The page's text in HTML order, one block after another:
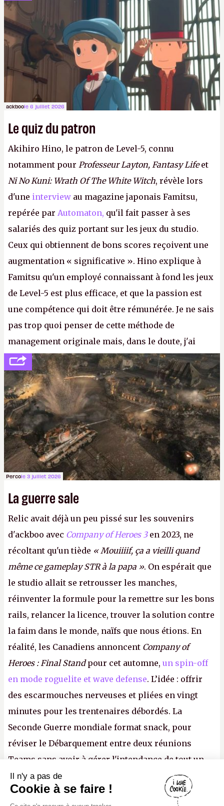
ackboole 6 juillet 2026
Le quiz du patron
Akihiro Hino, le patron de Level-5, connu
notamment pour Professeur Layton, Fantasy Lifeet
Ni No Kuni: Wrath Of The White Witch, révèle lors
d'une interview au magazine japonais Famitsu,
repérée par Automaton, qu'il fait passer à ses
salariés des quiz portant sur les jeux du studio.
Ceux qui obtiennent de bons scores reçoivent une
augmentation « significative ». Hino explique à
Famitsu qu'un employé connaissant à fond les jeux
de Level-5 est plus efficace, et que la passion est
une compétence qui doit être rémunérée. Je ne sais
pas trop quoi penser de cette méthode de
management originale mais, dans le doute, j'ai
décidé d'apprendre par cœur les 300 derniers
numéros deCanard PCavant de demander une
augmentation à Ivan Le Fou.A.
Percole 3 juillet 2026
La guerre sale
Relic avait déjà un peu pissé sur les souvenirs
d'ackboo avec Company of Heroes 3en 2023, ne
récoltant qu'un tiède « Mouiiiif, ça a vieilli quand
même ce gameplay STR à la papa ». On espérait que
le studio allait se retrousser les manches,
réinventer la formule pour la remettre sur les bons
rails, relancer la licence, trouver la solution contre
la faim dans le monde, naïfs que nous étions. En
réalité, les Canadiens annoncent Company of
Heroes : Final Standpour cet automne, un spin-off
en mode roguelite et wave defense. L’idée : offrir
des escarmouches nerveuses et pliées en vingt
minutes pour les trentenaires débordés. La
Seconde Guerre mondiale format snack, pour
réviser le Débarquement entre deux réunions
Teams sans avoir à gérer l'intendance de tout un
continent. Pauvre ackboo, après avoir uriné sur ses
bottes, Relic vient donc de déféquer dans son
Canard PC
Kiosque numérique
Il n'y a pas de
Cookie à se faire !